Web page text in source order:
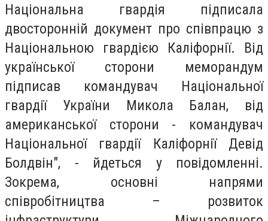
Національна гвардія підписала
двосторонній документ про співпрацю з
Національною гвардією Каліфорнії. Від
української сторони меморандум
підписав командувач Національної
гвардії України Микола Балан, від
американської сторони - командувач
Національної гвардії Каліфорнії Девід
Болдвін", - йдеться у повідомленні.
Зокрема, основні напрями
співробітництва – розвиток